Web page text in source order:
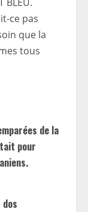
ce pas
que la
tous
de la
pour